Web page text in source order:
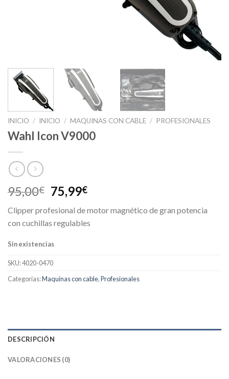
INICIO / INICIO / MAQUINAS CON CABLE / PROFESIONALES
Wahl Icon V9000
95,00€ El
precio
original
era:
95,00€.
75,99€El
actual
es:
Clipper profesional de motor magnético de gran potencia
con cuchillas regulables
Sin existencias
SKU:4020-0470
Categorías:Maquinas con cable,Profesionales
DESCRIPCIÓN
VALORACIONES (0)